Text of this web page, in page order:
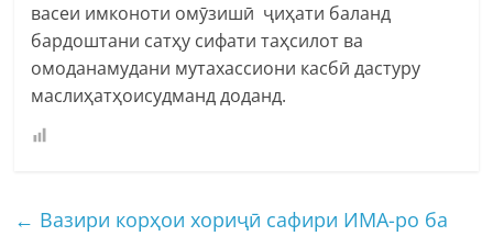
васеи имконоти омӯзишӣ ҷиҳати баланд
бардоштани сатҳу сифати таҳсилот ва
омоданамудани мутахассиони касбӣ дастуру
маслиҳатҳоисудманд доданд.
← Вазири корҳои хориҷӣ cафири ИМА-ро ба